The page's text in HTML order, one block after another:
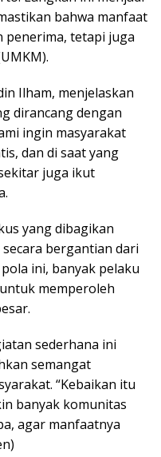
bahwa manfaat
penerima, tetapi juga
Ilham, menjelaskan
dirancang dengan
ingin masyarakat
dan di saat yang
juga ikut
yang dibagikan
bergantian dari
ini, banyak pelaku
memperoleh
sederhana ini
semangat
“Kebaikan itu
banyak komunitas
agar manfaatnya